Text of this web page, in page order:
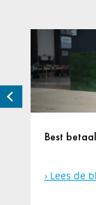
Best
Lees de